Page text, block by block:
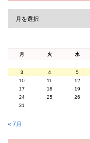
月 火 水
3
4 5
10
11 12
17
18 19
24
25 26
31
« 7月